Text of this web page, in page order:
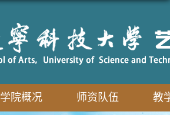
学院概况 师资队伍 教